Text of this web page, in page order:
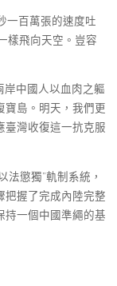
一百萬張的速度吐
樣飛向天空。豈容
岸中國人以血肉之軀
寶島。明天，我們更
臺灣收復這一抗克服
法懲獨”軌制系統，
把握了完成內陸完整
持一個中國準繩的基